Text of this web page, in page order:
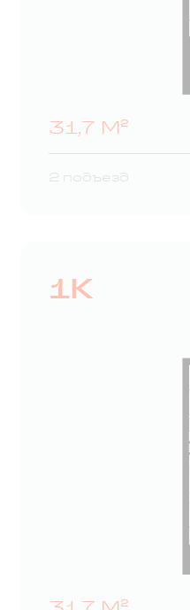
31,7 М²
2 подъезд
1К